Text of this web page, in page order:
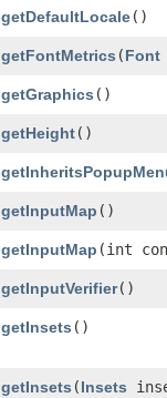
getDefaultLocale()
getFontMetrics ​(Font
getGraphics ()
getHeight()
getInputMap ()
getInputMap ​(int
getInputVerifier()
getInsets ()
getInsets ​(Insets